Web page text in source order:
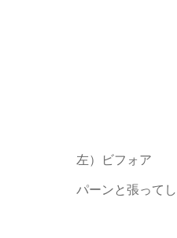
左）ビフォア
パーンと張って